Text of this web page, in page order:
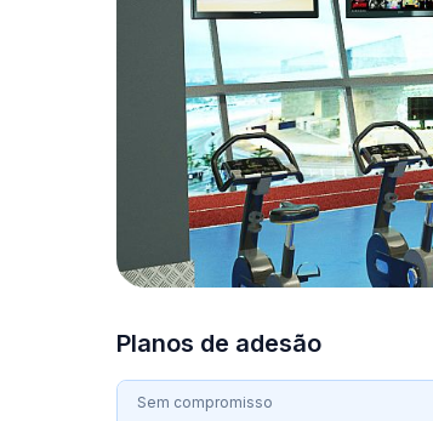
Planos de adesão
Sem compromisso